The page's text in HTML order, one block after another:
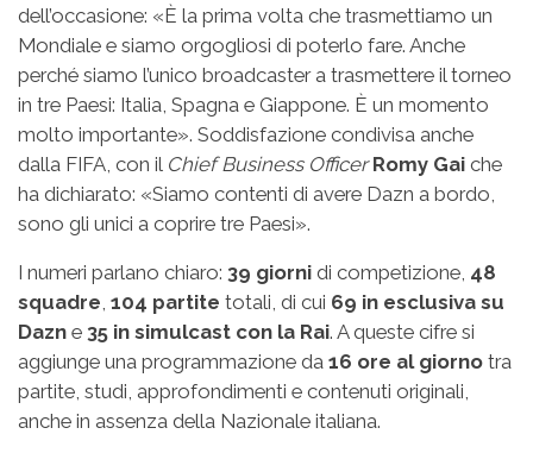
dell’occasione: «È la prima volta che trasmettiamo un
Mondiale e siamo orgogliosi di poterlo fare. Anche
perché siamo l’unico broadcaster a trasmettere il torneo
in tre Paesi: Italia, Spagna e Giappone. È un momento
molto importante». Soddisfazione condivisa anche
dalla FIFA, con il Chief Business Officer Romy Gai che
ha dichiarato: «Siamo contenti di avere Dazn a bordo,
sono gli unici a coprire tre Paesi».
I numeri parlano chiaro: 39 giorni di competizione, 48
squadre, 104 partite totali, di cui 69 in esclusiva su
Dazn e 35 in simulcast con la Rai. A queste cifre si
aggiunge una programmazione da 16 ore al giorno tra
partite, studi, approfondimenti e contenuti originali,
anche in assenza della Nazionale italiana.